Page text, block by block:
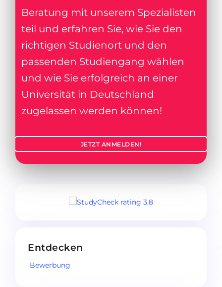
Beratung mit unserem Spezialisten
teil und erfahren Sie, wie Sie den
richtigen Studienort und den
passenden Studiengang wählen
und wie Sie erfolgreich an einer
Universität in Deutschland
zugelassen werden können!
JETZT ANMELDEN!
Entdecken
Bewerbung